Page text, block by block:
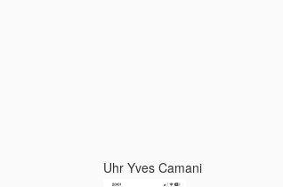
Uhr Yves Camani